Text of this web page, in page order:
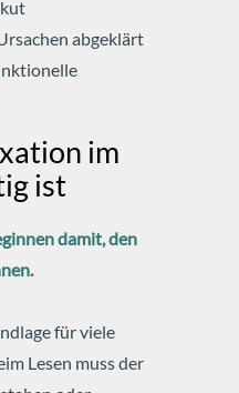
abgeklärt
im
ist
damit, den
für viele
Lesen muss der